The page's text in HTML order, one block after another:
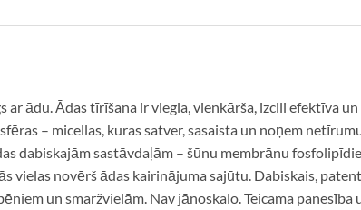
ādu. Ādas tīrīšana ir viegla, vienkārša, izcili efektīva
– micellas, kuras satver, sasaista un noņem
dabiskajām sastāvdaļām – šūnu membrānu
novērš ādas kairinājuma sajūtu. Dabiskais,
un smaržvielām. Nav jānoskalo. Teicama panesība